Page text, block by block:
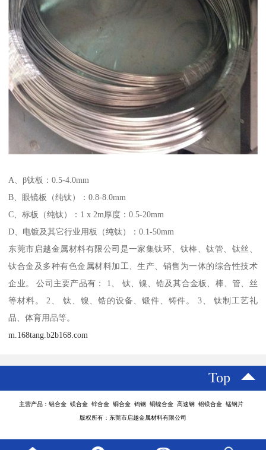
A、β钛板：0.5-4.0mm
B、眼镜板（纯钛）：0.8-8.0mm
C、标板（纯钛）：1 x 2m厚度：0.5-20mm
D、电镀及其它行业用板（纯钛）：0.1-50mm
东莞市启越金属材料有限公司是一家集钛环、钛棒、钛管、钛丝、
钛合金及多种有色金属材料加工、生产、销售为一体的综合性技术
企业。 公司主要产品有： 1、 钛、镍、锆及其合金板、棒、管、丝
等材料。 2、 钛、镍、锆的设备、锻件、铸件。 3、 钛制工艺礼
品、体育用品等。
m.168tang.b2b168.com
Top
主营产品：铝合金 镁合金 锌合金 铜合金 钨钢 铜镍合金 高速钢 铝镁合金 锰钢片
版权所有：东莞市启越金属材料有限公司